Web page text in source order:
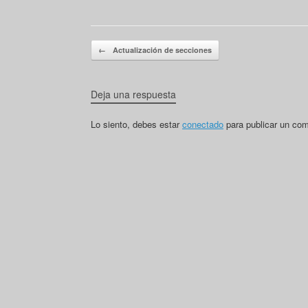
Navegador de artículos
← Actualización de secciones
Deja una respuesta
Lo siento, debes estarconectado para publicar un